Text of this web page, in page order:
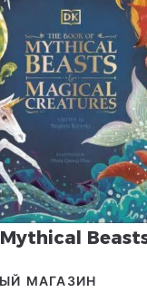
МАГАЗИН